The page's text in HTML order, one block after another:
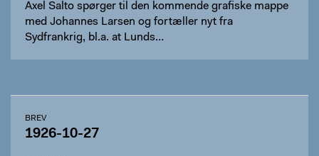
Axel Salto spørger til den kommende grafiske mappe
med Johannes Larsen og fortæller nyt fra
Sydfrankrig, bl.a. at Lunds…
BREV
1926-10-27